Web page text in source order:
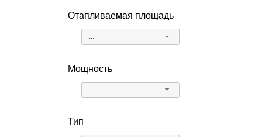
Отапливаемая площадь
...
Мощность
...
Тип